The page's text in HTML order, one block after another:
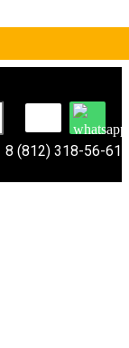
8 (812) 318-56-61